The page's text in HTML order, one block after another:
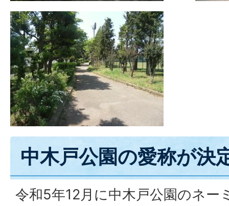
中木戸公園の愛称が決
令和5年12月に中木戸公園のネー